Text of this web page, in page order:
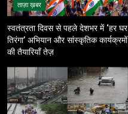
ताज़ा ख़बर
स्वतंत्रता दिवस से पहले देशभर में ‘हर घर
तिरंगा’ अभियान और सांस्कृतिक कार्यक्रमों
की तैयारियाँ तेज़